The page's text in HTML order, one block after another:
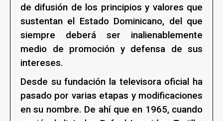
de difusión de los principios y valores que
sustentan el Estado Dominicano, del que
siempre deberá ser inalienablemente
medio de promoción y defensa de sus
intereses.
Desde su fundación la televisora oficial ha
pasado por varias etapas y modificaciones
en su nombre. De ahí que en 1965, cuando